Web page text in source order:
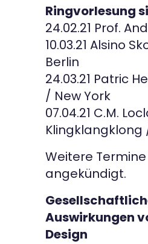
Ringvorlesung
24.02.21 Prof.
10.03.21 Alsino
Berlin
24.03.21 Patric
/ New York
07.04.21 C.M.
Klingklangklong
Weitere
angekündigt.
Auswirkungen
Design